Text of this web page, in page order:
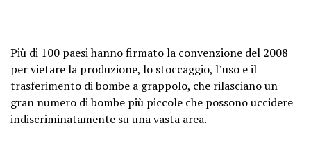
Più di 100 paesi hanno firmato la convenzione del 2008
per vietare la produzione, lo stoccaggio, l’uso e il
trasferimento di bombe a grappolo, che rilasciano un
gran numero di bombe più piccole che possono uccidere
indiscriminatamente su una vasta area.